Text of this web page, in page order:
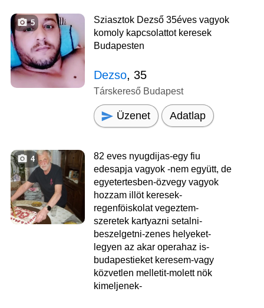
5
Sziasztok Dezső 35éves vagyok
komoly kapcsolattot keresek
Budapesten
Dezso, 35
Társkereső Budapest
Üzenet Adatlap
4
82 eves nyugdijas-egy fiu
edesapja vagyok -nem együtt, de
egyetertesben-özvegy vagyok
hozzam illöt keresek-
regenföiskolat vegeztem-
szeretek kartyazni setalni-
beszelgetni-zenes helyeket-
legyen az akar operahaz is-
budapestieket keresem-vagy
közvetlen melletit-molett nök
kimeljenek-